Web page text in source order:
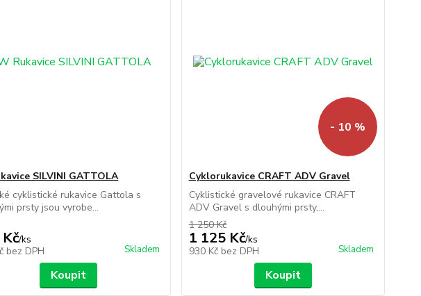
SILVINI GATTOLA
cyklistické rukavice Gattola s
prsty jsou vyrobe...
/ks
bez DPH Skladem
Koupit
- 10 %
Cyklorukavice CRAFT ADV Gravel
Cyklistické gravelové rukavice CRAFT
ADV Gravel s dlouhými prsty,...
1 250 Kč
1 125 Kč/ks
930 Kč bez DPH Skladem
Koupit